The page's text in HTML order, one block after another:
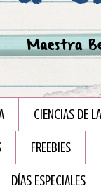
CIENCIAS DE
FREEBIES
DÍAS ESPECIALES